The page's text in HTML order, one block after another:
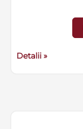
Detalii »